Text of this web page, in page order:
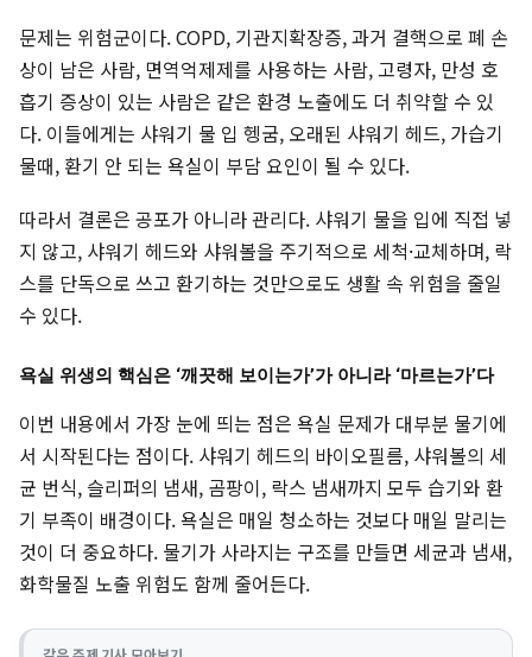
문제는 위험군이다. COPD, 기관지확장증, 과거 결핵으로 폐 손
상이 남은 사람, 면역억제제를 사용하는 사람, 고령자, 만성 호
흡기 증상이 있는 사람은 같은 환경 노출에도 더 취약할 수 있
다. 이들에게는 샤워기 물 입 헹굼, 오래된 샤워기 헤드, 가습기
물때, 환기 안 되는 욕실이 부담 요인이 될 수 있다.
따라서 결론은 공포가 아니라 관리다. 샤워기 물을 입에 직접 넣
지 않고, 샤워기 헤드와 샤워볼을 주기적으로 세척·교체하며, 락
스를 단독으로 쓰고 환기하는 것만으로도 생활 속 위험을 줄일
수 있다.
욕실 위생의 핵심은 ‘깨끗해 보이는가’가 아니라 ‘마르는가’다
이번 내용에서 가장 눈에 띄는 점은 욕실 문제가 대부분 물기에
서 시작된다는 점이다. 샤워기 헤드의 바이오필름, 샤워볼의 세
균 번식, 슬리퍼의 냄새, 곰팡이, 락스 냄새까지 모두 습기와 환
기 부족이 배경이다. 욕실은 매일 청소하는 것보다 매일 말리는
것이 더 중요하다. 물기가 사라지는 구조를 만들면 세균과 냄새,
화학물질 노출 위험도 함께 줄어든다.